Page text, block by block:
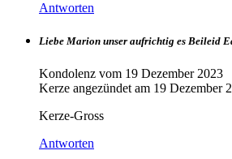
Antworten
Liebe Marion unser aufrichtig es Beileid
Kondolenz vom 19 Dezember 2023
Kerze angezündet am 19 Dezember
Kerze-Gross
Antworten